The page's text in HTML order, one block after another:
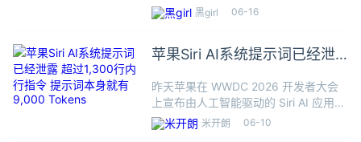
主执行任务的智能体范式也在继续吸引
企业积极采用，现在已经有相当多的企
表用
黑girl 06-16
苹果Siri AI系统提示词已经泄
词本身就有9,000 Tokens
昨天苹果在 WWDC 2026 开发者大会
上宣布由人工智能驱动的 Siri AI 应用，
该应用随着 iOS 27 开发者预览版推送
给用户，于是有开发者通过 Siri AI 应用
米开朗 06-10